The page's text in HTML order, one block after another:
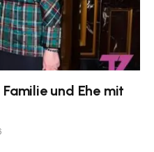
und Ehe mit